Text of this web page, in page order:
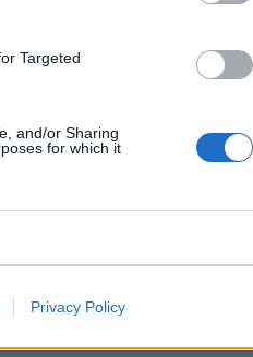
Targeted
and/or Sharing
for which it
Privacy Policy
με
και να